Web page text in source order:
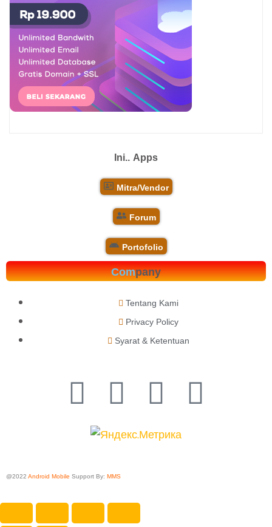
Ini.. Apps
Mitra/Vendor
Forum
Portofolio
Company
Tentang Kami
Privacy Policy
Syarat & Ketentuan
@2022 Android Mobile Support By: MMS